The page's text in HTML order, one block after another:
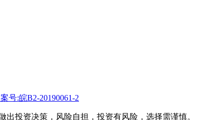
号:皖B2-20190061-2
投资决策，风险自担，投资有风险，选择需谨慎。